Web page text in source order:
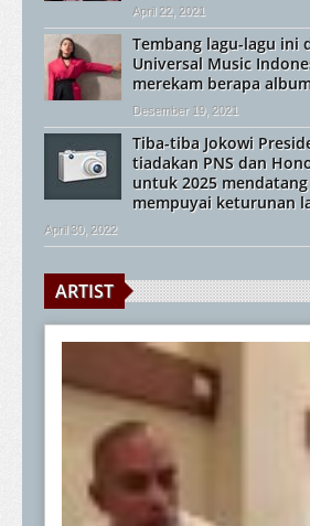
April 22, 2021
Tembang lagu-lagu ini
Universal Music
merekam berapa
Desember 19, 2021
Tiba-tiba Jokowi
tiadakan PNS dan
untuk 2025
mempuyai keturunan
April 30, 2022
ARTIST